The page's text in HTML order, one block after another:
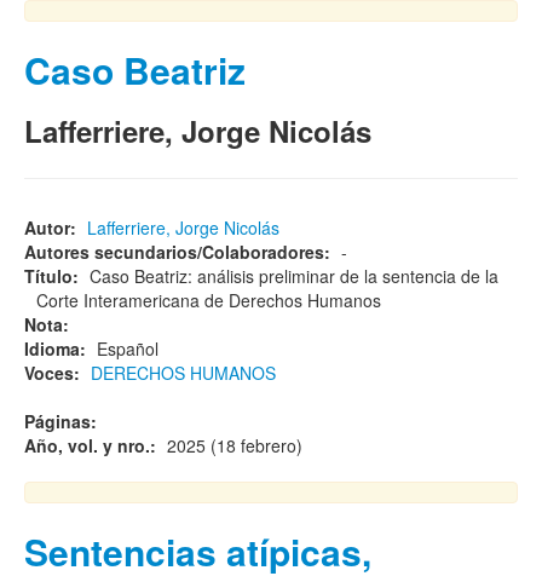
Caso Beatriz
Lafferriere, Jorge Nicolás
Autor: Lafferriere, Jorge Nicolás
Autores secundarios/Colaboradores: -
Título: Caso Beatriz: análisis preliminar de la sentencia de la
Corte Interamericana de Derechos Humanos
Nota:
Idioma: Español
Voces: DERECHOS HUMANOS
Páginas:
Año, vol. y nro.: 2025 (18 febrero)
Sentencias atípicas,